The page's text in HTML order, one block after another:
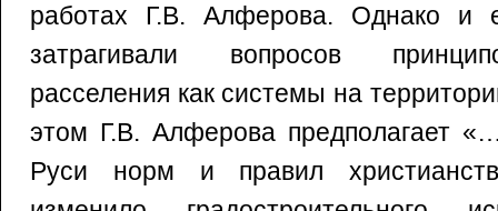
работах Г.В. Алферова. Однако и
затрагивали вопросов
расселения как системы на
этом Г.В. Алферова предполагает
Руси норм и правил